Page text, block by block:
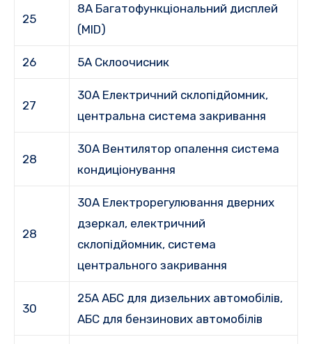
25
8A Багатофункціональний дисплей
(MID)
26 5A Склоочисник
27
30A Електричний склопідйомник,
центральна система закривання
28
30A Вентилятор опалення система
кондиціонування
28
30A Електрорегулювання дверних
дзеркал, електричний
склопідйомник, система
центрального закривання
30
25A АБС для дизельних автомобілів,
АБС для бензинових автомобілів